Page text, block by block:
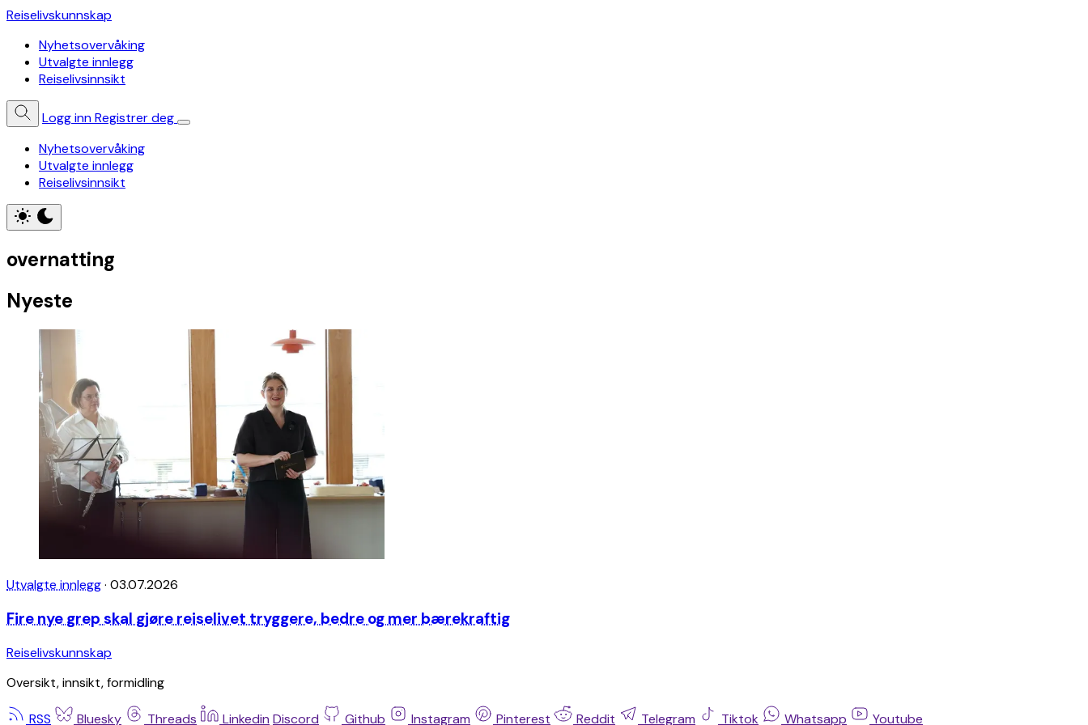
Reiselivskunnskap
Nyhetsovervåking
Utvalgte innlegg
Reiselivsinnsikt
Logg innRegistrer deg
Nyhetsovervåking
Utvalgte innlegg
Reiselivsinnsikt
overnatting
Nyeste
Utvalgte innlegg· 03.07.2026
Fire nye grep skal gjøre reiselivet tryggere, bedre og mer bærekraftig
Reiselivskunnskap
Oversikt, innsikt, formidling
RSS Bluesky Threads Linkedin Discord Github Instagram Pinterest Reddit Telegram Tiktok Whatsapp Youtube